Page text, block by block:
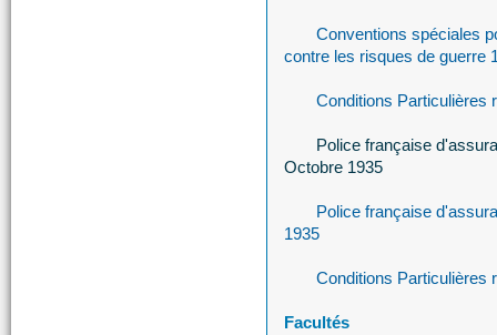
Conventions spéciales
contre les risques de guerre
Conditions Particulières
Police française
Octobre 1935
Police française
1935
Conditions Particulières
Facultés